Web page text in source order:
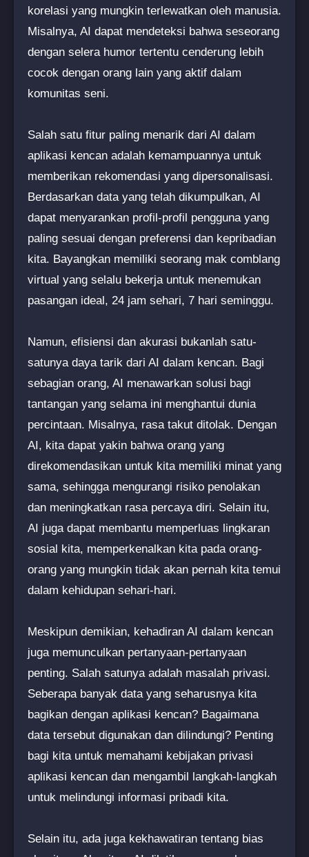
korelasi yang mungkin terlewatkan oleh manusia.
Misalnya, AI dapat mendeteksi bahwa seseorang
dengan selera humor tertentu cenderung lebih
cocok dengan orang lain yang aktif dalam
komunitas seni.
Salah satu fitur paling menarik dari AI dalam
aplikasi kencan adalah kemampuannya untuk
memberikan rekomendasi yang dipersonalisasi.
Berdasarkan data yang telah dikumpulkan, AI
dapat menyarankan profil-profil pengguna yang
paling sesuai dengan preferensi dan kepribadian
kita. Bayangkan memiliki seorang mak comblang
virtual yang selalu bekerja untuk menemukan
pasangan ideal, 24 jam sehari, 7 hari seminggu.
Namun, efisiensi dan akurasi bukanlah satu-
satunya daya tarik dari AI dalam kencan. Bagi
sebagian orang, AI menawarkan solusi bagi
tantangan yang selama ini menghantui dunia
percintaan. Misalnya, rasa takut ditolak. Dengan
AI, kita dapat yakin bahwa orang yang
direkomendasikan untuk kita memiliki minat yang
sama, sehingga mengurangi risiko penolakan
dan meningkatkan rasa percaya diri. Selain itu,
AI juga dapat membantu memperluas lingkaran
sosial kita, memperkenalkan kita pada orang-
orang yang mungkin tidak akan pernah kita temui
dalam kehidupan sehari-hari.
Meskipun demikian, kehadiran AI dalam kencan
juga memunculkan pertanyaan-pertanyaan
penting. Salah satunya adalah masalah privasi.
Seberapa banyak data yang seharusnya kita
bagikan dengan aplikasi kencan? Bagaimana
data tersebut digunakan dan dilindungi? Penting
bagi kita untuk memahami kebijakan privasi
aplikasi kencan dan mengambil langkah-langkah
untuk melindungi informasi pribadi kita.
Selain itu, ada juga kekhawatiran tentang bias